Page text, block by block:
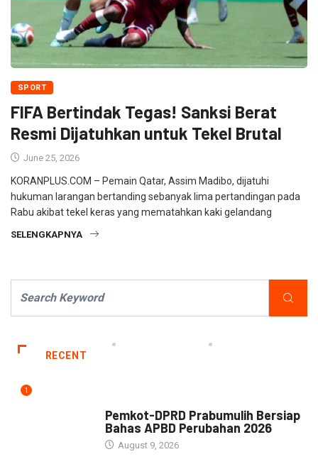
SPORT
FIFA Bertindak Tegas! Sanksi Berat
Resmi Dijatuhkan untuk Tekel Brutal
June 25, 2026
KORANPLUS.COM – Pemain Qatar, Assim Madibo, dijatuhi
hukuman larangan bertanding sebanyak lima pertandingan pada
Rabu akibat tekel keras yang mematahkan kaki gelandang
SELENGKAPNYA
RECENT
1
Pemkot-DPRD Prabumulih Bersiap
Bahas APBD Perubahan 2026
August 9, 2026